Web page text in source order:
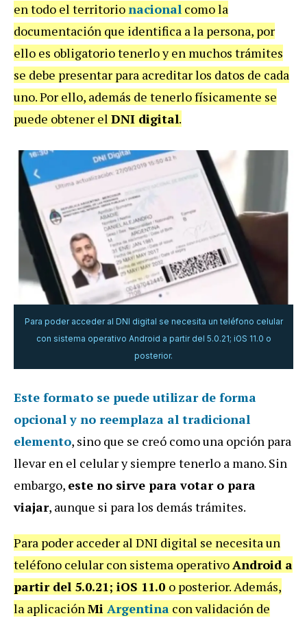
en todo el territorionacional como la
documentación que identifica a la persona, por
ello es obligatorio tenerlo y en muchos trámites
se debe presentar para acreditar los datos de cada
uno. Por ello, además de tenerlo físicamente se
puede obtener el DNI digital.
Para poder acceder al DNI digital se necesita un teléfono celular
con sistema operativo Android a partir del 5.0.21; iOS 11.0 o
posterior.
Este formato se puede utilizar de forma
opcional y no reemplaza al tradicional
elemento, sino que se creó como una opción para
llevar en el celular y siempre tenerlo a mano. Sin
embargo, este no sirve para votar o para
viajar, aunque si para los demás trámites.
Para poder acceder al DNI digital se necesita un
teléfono celular con sistema operativoAndroid a
partir del 5.0.21; iOS 11.0 o posterior. Además,
la aplicaciónMi Argentina con validación de